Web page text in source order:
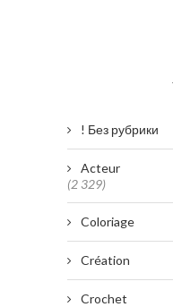
! Без рубрики
Acteur
(2 329)
Coloriage
Création
Crochet